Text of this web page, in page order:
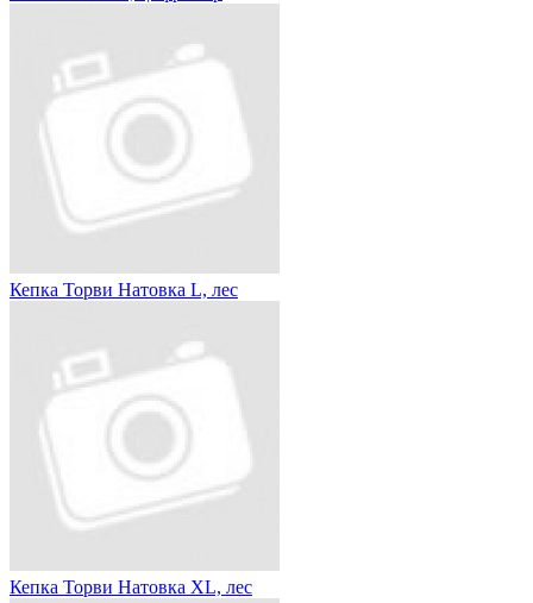
Кепка Торви Натовка L, лес
Кепка Торви Натовка XL, лес